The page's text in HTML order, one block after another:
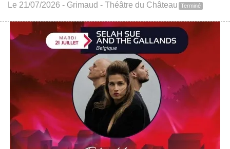
Le 21/07/2026 - Grimaud - Théâtre du Château Terminé